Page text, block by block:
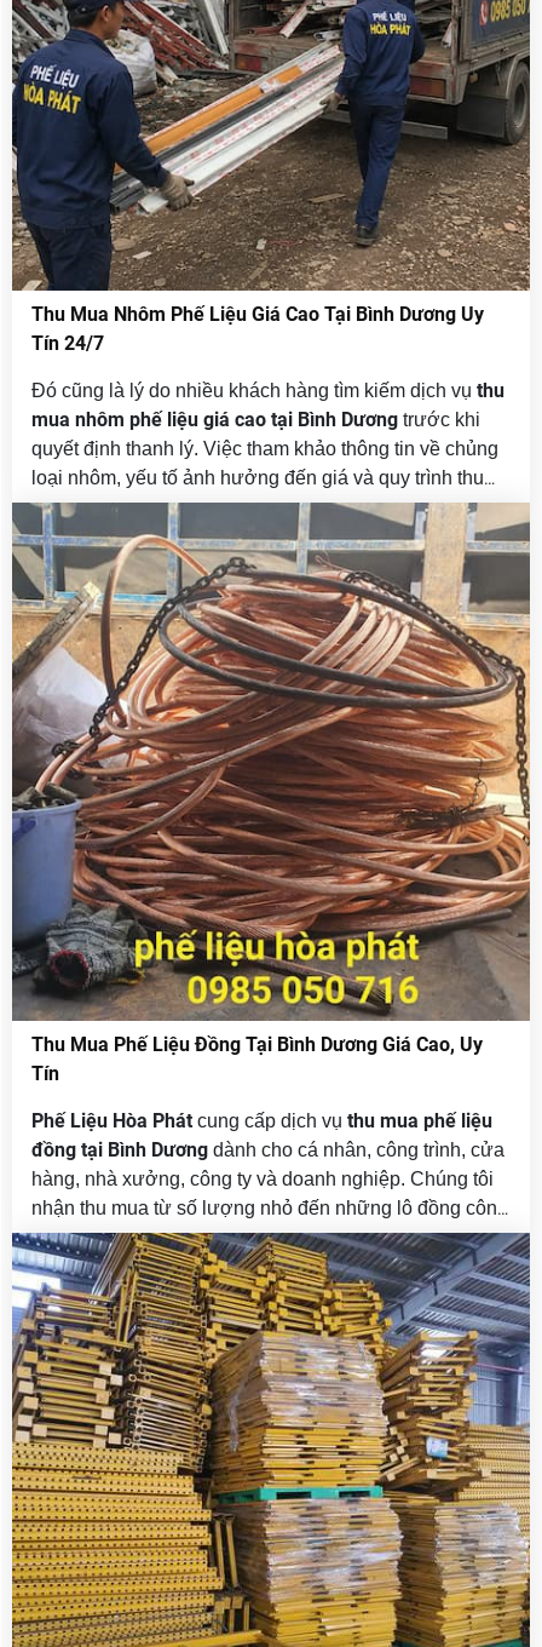
Thu Mua Nhôm Phế Liệu Giá Cao Tại Bình Dương Uy
Tín 24/7
Đó cũng là lý do nhiều khách hàng tìm kiếm dịch vụ thu
mua nhôm phế liệu giá cao tại Bình Dương trước khi
quyết định thanh lý. Việc tham khảo thông tin về chủng
loại nhôm, yếu tố ảnh hưởng đến giá và quy trình thu
mua sẽ giúp người bán chủ động hơn trong quá trình
giao dịch, đồng thời tối ưu giá trị của lượng phế liệu
đang có.
Thu Mua Phế Liệu Đồng Tại Bình Dương Giá Cao, Uy
Tín
Phế Liệu Hòa Phát cung cấp dịch vụ thu mua phế liệu
đồng tại Bình Dương dành cho cá nhân, công trình, cửa
hàng, nhà xưởng, công ty và doanh nghiệp. Chúng tôi
nhận thu mua từ số lượng nhỏ đến những lô đồng công
nghiệp số lượng lớn, hỗ trợ khảo sát tận nơi, báo giá
theo từng chủng loại và tổ chức vận chuyển nhanh
chóng.